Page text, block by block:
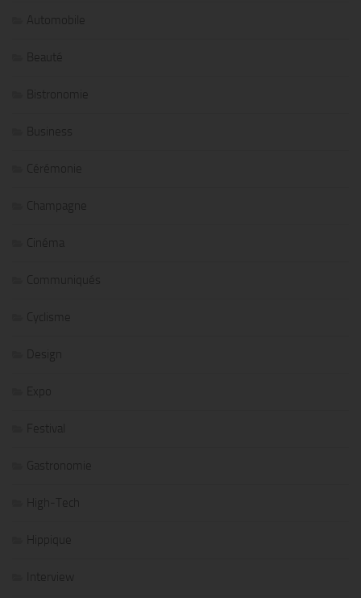
Automobile
Beauté
Bistronomie
Business
Cérémonie
Champagne
Cinéma
Communiqués
Cyclisme
Design
Expo
Festival
Gastronomie
High-Tech
Hippique
Interview